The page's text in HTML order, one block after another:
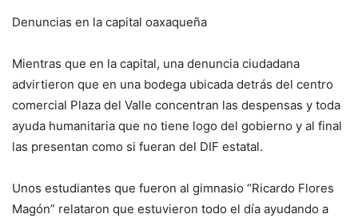
Denuncias en la capital oaxaqueña
Mientras que en la capital, una denuncia ciudadana
advirtieron que en una bodega ubicada detrás del centro
comercial Plaza del Valle concentran las despensas y toda
ayuda humanitaria que no tiene logo del gobierno y al final
las presentan como si fueran del DIF estatal.
Unos estudiantes que fueron al gimnasio “Ricardo Flores
Magón” relataron que estuvieron todo el día ayudando a